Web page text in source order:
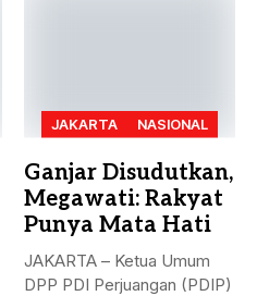
JAKARTA NASIONAL
Ganjar Disudutkan,
Megawati: Rakyat
Punya Mata Hati
JAKARTA – Ketua Umum
DPP PDI Perjuangan (PDIP)